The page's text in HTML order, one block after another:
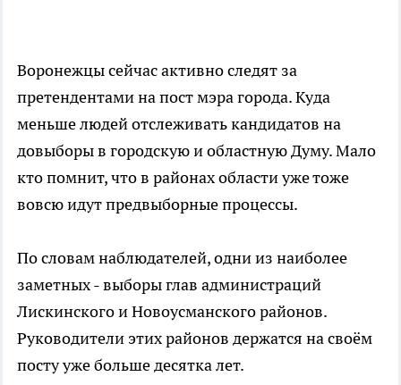
Воронежцы сейчас активно следят за
претендентами на пост мэра города. Куда
меньше людей отслеживать кандидатов на
довыборы в городскую и областную Думу. Мало
кто помнит, что в районах области уже тоже
вовсю идут предвыборные процессы.
По словам наблюдателей, одни из наиболее
заметных - выборы глав администраций
Лискинского и Новоусманского районов.
Руководители этих районов держатся на своём
посту уже больше десятка лет.